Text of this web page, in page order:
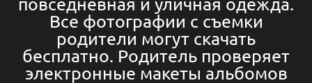
Все фотографии с съемки
родители могут скачать
бесплатно. Родитель проверяет
электронные макеты альбомов